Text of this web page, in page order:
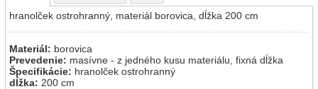
hranolček ostrohranný, materiál borovica, dĺžka 200 cm
Materiál: borovica
Prevedenie: masívne - z jedného kusu materiálu, fixná dĺžka
Špecifikácie: hranolček ostrohranný
dĺžka: 200 cm